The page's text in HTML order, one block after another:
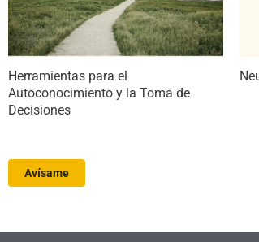
Herramientas para el
Autoconocimiento y la Toma de
Decisiones
Avísame